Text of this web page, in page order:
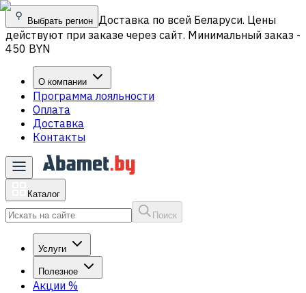
Выбрать регион Доставка по всей Беларуси. Цены
действуют при заказе через сайт. Минимальный заказ -
450 BYN
О компании
Программа лояльности
Оплата
Доставка
Контакты
Каталог
Поиск
Услуги
Полезное
Акции %